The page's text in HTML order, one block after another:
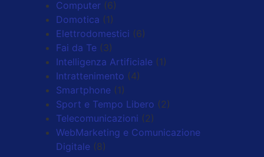
Computer(6)
Domotica (1)
Elettrodomestici (6)
Fai da Te(3)
Intelligenza Artificiale(1)
Intrattenimento (4)
Smartphone(1)
Sport e Tempo Libero (2)
Telecomunicazioni (2)
WebMarketing e Comunicazione
Digitale(8)